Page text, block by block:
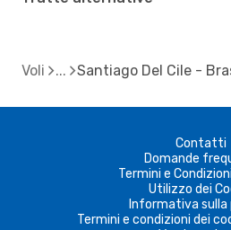
Voli Santiago Del Cile -
Contatti
Domande
Termini e
Utilizzo dei
Informativa sulla
Termini e condizioni dei